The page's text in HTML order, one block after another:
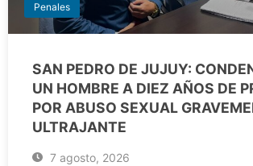
Penales
SAN PEDRO DE JUJUY:
UN HOMBRE A DIEZ AÑOS DE
POR ABUSO SEXUAL
ULTRAJANTE
7 agosto, 2026